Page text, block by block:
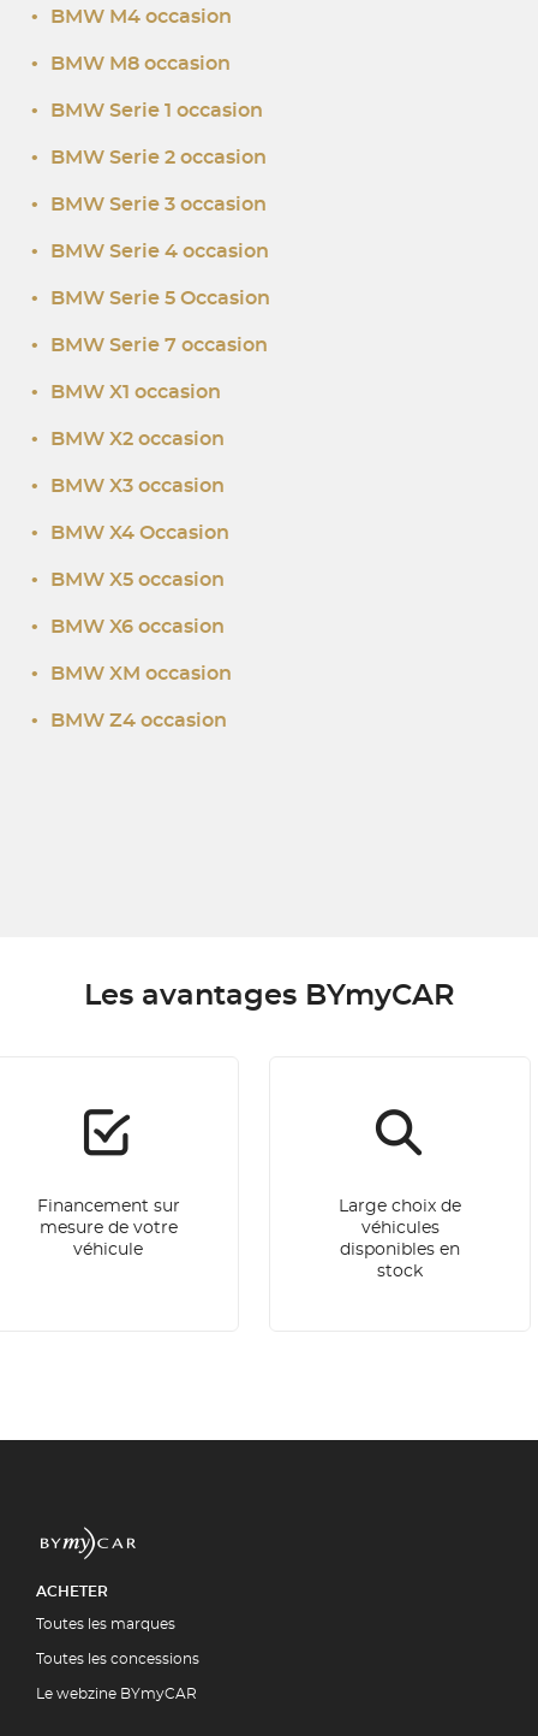
• BMW M4 occasion
• BMW M8 occasion
• BMW Serie 1 occasion
• BMW Serie 2 occasion
• BMW Serie 3 occasion
• BMW Serie 4 occasion
• BMW Serie 5 Occasion
• BMW Serie 7 occasion
• BMW X1 occasion
• BMW X2 occasion
• BMW X3 occasion
• BMW X4 Occasion
• BMW X5 occasion
• BMW X6 occasion
• BMW XM occasion
• BMW Z4 occasion
Les avantages BYmyCAR
Financement sur
mesure de votre
véhicule
Large choix de
véhicules
disponibles en
stock
ACHETER
Toutes les marques
Toutes les concessions
Le webzine BYmyCAR